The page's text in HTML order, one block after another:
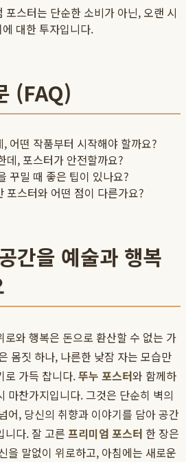
포스터는 단순한 소비가 아닌, 오랜 시
대한 투자입니다.
(FAQ)
어떤 작품부터 시작해야 할까요?
데, 포스터가 안전할까요?
꾸밀 때 좋은 팁이 있나요?
포스터와 어떤 점이 다른가요?
간을 예술과 행복
와 행복은 돈으로 환산할 수 없는 가
몸짓 하나, 나른한 낮잠 자는 모습만
로 가득 찹니다.뚜누 포스터와 함께하
마찬가지입니다. 그것은 단순히 벽의
어, 당신의 취향과 이야기를 담아 공간
니다. 잘 고른 프리미엄 포스터 한 장은
을 말없이 위로하고, 아침에는 새로운